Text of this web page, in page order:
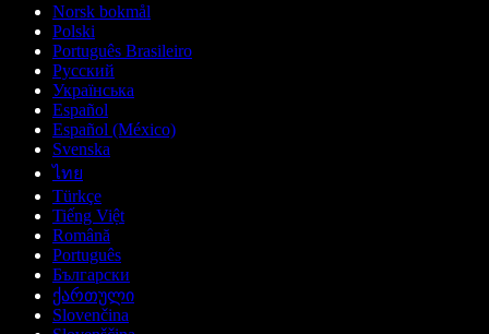
Norsk bokmål
Polski
Português Brasileiro
Русский
Українська
Español
Español (México)
Svenska
ไทย
Türkçe
Tiếng Việt
Română
Português
Български
ქართული
Slovenčina